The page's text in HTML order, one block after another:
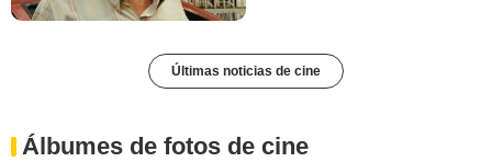
Últimas noticias de cine
Álbumes de fotos de cine